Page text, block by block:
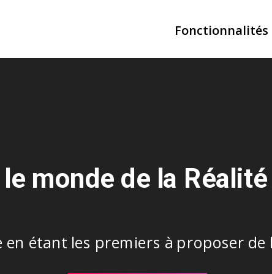
Fonctionnalités
monde de la
en étant les premiers à proposer de